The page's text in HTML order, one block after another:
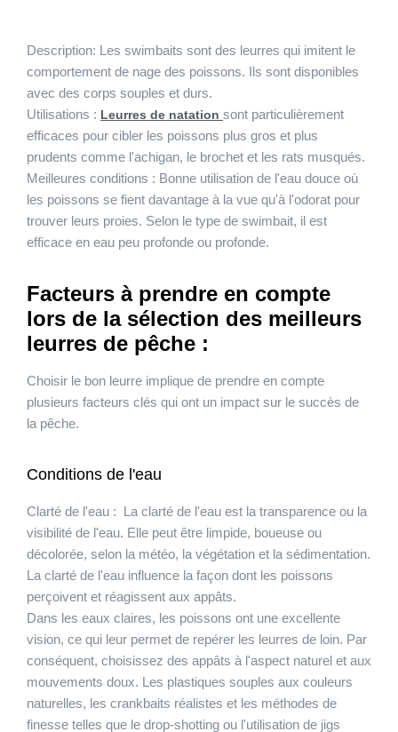
Description: Les swimbaits sont des leurres qui imitent le
comportement de nage des poissons. Ils sont disponibles
avec des corps souples et durs.
Utilisations : Leurres de natation sont particulièrement
efficaces pour cibler les poissons plus gros et plus
prudents comme l'achigan, le brochet et les rats musqués.
Meilleures conditions : Bonne utilisation de l'eau douce où
les poissons se fient davantage à la vue qu'à l'odorat pour
trouver leurs proies. Selon le type de swimbait, il est
efficace en eau peu profonde ou profonde.
Facteurs à prendre en compte
lors de la sélection des meilleurs
leurres de pêche :
Choisir le bon leurre implique de prendre en compte
plusieurs facteurs clés qui ont un impact sur le succès de
la pêche.
Conditions de l'eau
Clarté de l'eau : La clarté de l'eau est la transparence ou la
visibilité de l'eau. Elle peut être limpide, boueuse ou
décolorée, selon la météo, la végétation et la sédimentation.
La clarté de l'eau influence la façon dont les poissons
perçoivent et réagissent aux appâts.
Dans les eaux claires, les poissons ont une excellente
vision, ce qui leur permet de repérer les leurres de loin. Par
conséquent, choisissez des appâts à l'aspect naturel et aux
mouvements doux. Les plastiques souples aux couleurs
naturelles, les crankbaits réalistes et les méthodes de
finesse telles que le drop-shotting ou l'utilisation de jigs